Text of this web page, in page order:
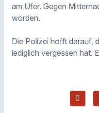
am Ufer. Gegen
worden.
Die Polizei hofft darauf,
lediglich vergessen hat.